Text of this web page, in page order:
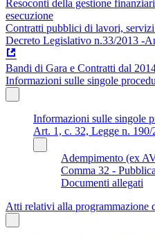
Resoconti della gestione
esecuzione
Contratti pubblici di lavori,
Decreto Legislativo n.33/2013 -
Bandi di Gara e Contratti dal
Informazioni sulle singole
Informazioni sulle singole
Art. 1, c. 32, Legge n. 190/
Adempimento (ex
Comma 32 -
Documenti allegati
Atti relativi alla programmazione